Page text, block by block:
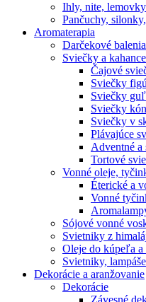
Ihly, nite, lemovky
Pančuchy,
Aromaterapia
Darčekové
Sviečky a kahance
Čajové
Sviečky
Sviečky
Sviečky
Sviečky v
Plávajúce
Adventné a
Tortové
Vonné oleje,
Éterické a
Vonné
Sójové vonné
Svietniky z
Oleje do kúpeľa a
Svietniky, lampáše
Dekorácie a aranžovanie
Dekorácie
Závesné